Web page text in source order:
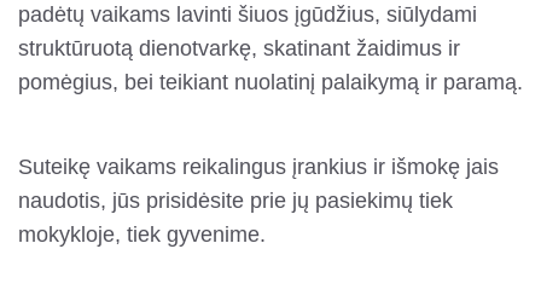
padėtų vaikams lavinti šiuos įgūdžius, siūlydami
struktūruotą dienotvarkę, skatinant žaidimus ir
pomėgius, bei teikiant nuolatinį palaikymą ir paramą.
Suteikę vaikams reikalingus įrankius ir išmokę jais
naudotis, jūs prisidėsite prie jų pasiekimų tiek
mokykloje, tiek gyvenime.